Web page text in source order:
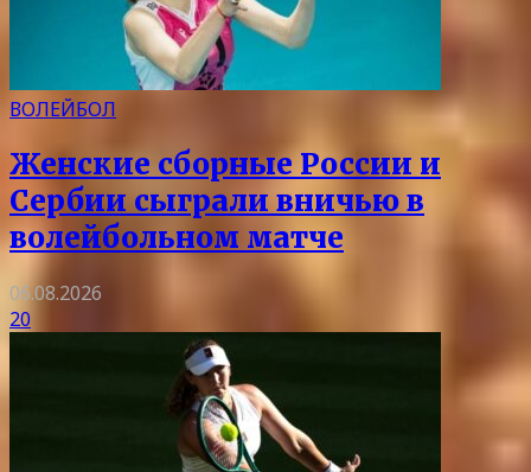
ВОЛЕЙБОЛ
Женские сборные России и
Сербии сыграли вничью в
волейбольном матче
06.08.2026
20